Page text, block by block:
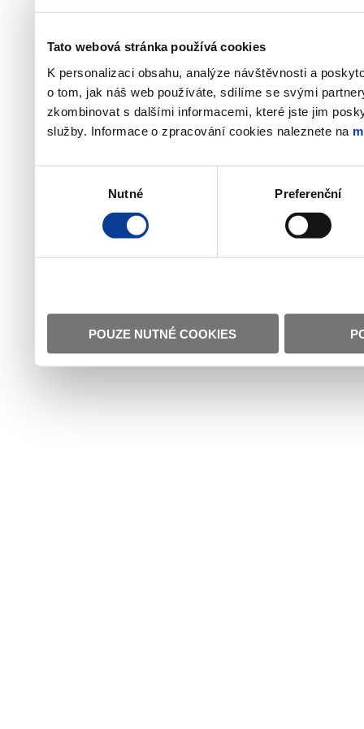
Tato webová stránka používá cookies
K personalizaci obsahu, analýze návštěvnosti a
o tom, jak náš web používáte, sdílíme se svými
zkombinovat s dalšími informacemi, které jste jim
služby. Informace o zpracování cookies naleznete na
Nutné Preferenční
POUZE NUTNÉ COOKIES